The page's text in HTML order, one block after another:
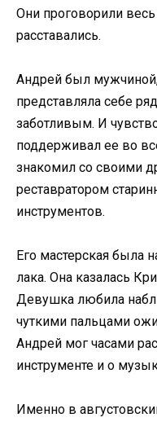
Они проговорили
расставались.
Андрей был
представляла себе
заботливым. И
поддерживал ее во
знакомил со своими
реставратором
инструментов.
Его мастерская была
лака. Она казалась
Девушка любила
чуткими пальцами
Андрей мог часами
инструменте и о
Именно в